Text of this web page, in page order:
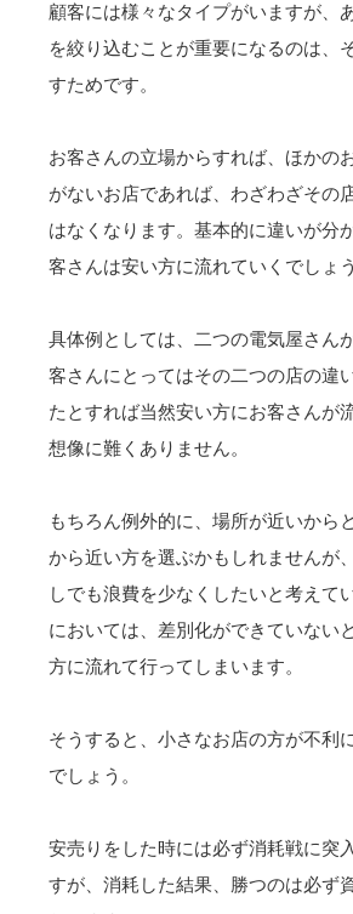
顧客には様々なタイプがいますが、
を絞り込むことが重要になるのは、
すためです。
お客さんの立場からすれば、ほかの
がないお店であれば、わざわざその
はなくなります。基本的に違いが分
客さんは安い方に流れていくでしょう
具体例としては、二つの電気屋さん
客さんにとってはその二つの店の違
たとすれば当然安い方にお客さんが
想像に難くありません。
もちろん例外的に、場所が近いから
から近い方を選ぶかもしれませんが
しでも浪費を少なくしたいと考えて
においては、差別化ができていない
方に流れて行ってしまいます。
そうすると、小さなお店の方が不利
でしょう。
安売りをした時には必ず消耗戦に突
すが、消耗した結果、勝つのは必ず